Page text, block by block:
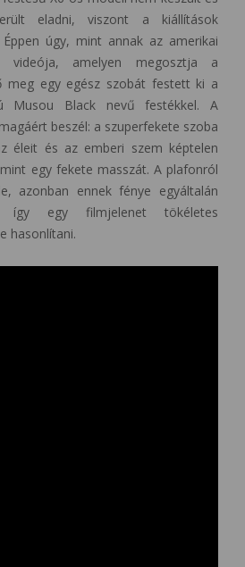
eladni, viszont a kiállítások
úgy, mint annak az amerikai
videója, amelyen megosztja a
meg egy egész szobát festett ki a
Musou Black nevű festékkel. A
beszél: a szuperfekete szoba
éleit és az emberi szem képtelen
egy fekete masszát. A plafonról
azonban ennek fénye egyáltalán
egy filmjelenet tökéletes
hasonlítani.